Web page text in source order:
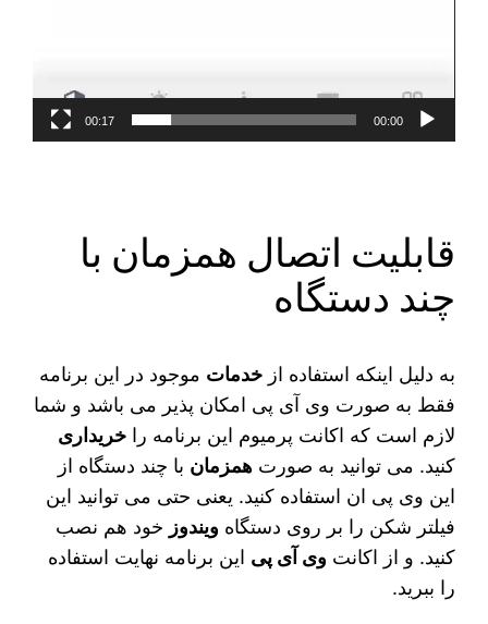
00:00
00:17
قابلیت اتصال همزمان با
چند دستگاه
به دلیل اینکه استفاده ازخدمات موجود در این برنامه
فقط به صورت وی آی پی امکان‌ پذیر می‌ باشد و شما
لازم است که اکانت پرمیوم این برنامه راخریداری
کنید. می‌ توانید به صورتهمزمان با چند دستگاه از
این وی پی ان استفاده کنید. یعنی حتی می‌ توانید این
فیلتر شکن را بر روی دستگاه ویندوز خود هم نصب
کنید. و از اکانت وی آی پی این برنامه نهایت استفاده
را ببرید.